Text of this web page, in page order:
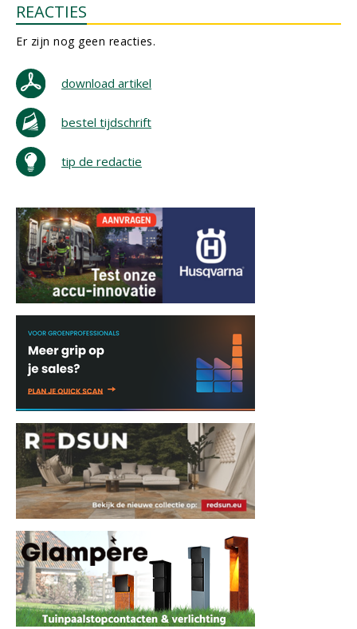
REACTIES
Er zijn nog geen reacties.
download artikel
bestel tijdschrift
tip de redactie